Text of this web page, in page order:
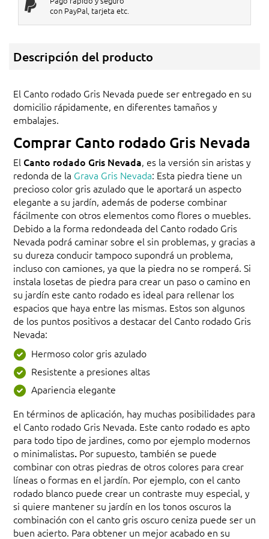
con PayPal, tarjeta etc.
Descripción del producto
El Canto rodado Gris Nevada puede ser entregado en su
domicilio rápidamente, en diferentes tamaños y
embalajes.
Comprar Canto rodado Gris Nevada
El Canto rodado Gris Nevada, es la versión sin aristas y
redonda de la Grava Gris Nevada: Esta piedra tiene un
precioso color gris azulado que le aportará un aspecto
elegante a su jardín, además de poderse combinar
fácilmente con otros elementos como flores o muebles.
Debido a la forma redondeada del Canto rodado Gris
Nevada podrá caminar sobre el sin problemas, y gracias a
su dureza conducir tampoco supondrá un problema,
incluso con camiones, ya que la piedra no se romperá. Si
instala losetas de piedra para crear un paso o camino en
su jardín este canto rodado es ideal para rellenar los
espacios que haya entre las mismas. Estos son algunos
de los puntos positivos a destacar del Canto rodado Gris
Nevada:
Hermoso color gris azulado
Resistente a presiones altas
Apariencia elegante
En términos de aplicación, hay muchas posibilidades para
el Canto rodado Gris Nevada. Este canto rodado es apto
para todo tipo de jardines, como por ejemplo modernos
o minimalistas. Por supuesto, también se puede
combinar con otras piedras de otros colores para crear
líneas o formas en el jardín. Por ejemplo, con el canto
rodado blanco puede crear un contraste muy especial, y
si quiere mantener su jardín en los tonos oscuros la
combinación con el canto gris oscuro ceniza puede ser un
buen acierto. Para obtener un mejor acabado en su